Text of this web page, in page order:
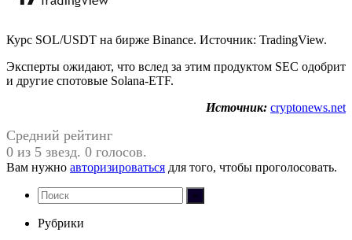
Курс SOL/USDT на бирже Binance. Источник: TradingView.
Эксперты ожидают, что вслед за этим продуктом SEC одобрит
и другие спотовые Solana-ETF.
Источник: cryptonews.net
Средний рейтинг
0 из 5 звезд. 0 голосов.
Вам нужно авторизироваться для того, чтобы проголосовать.
Рубрики